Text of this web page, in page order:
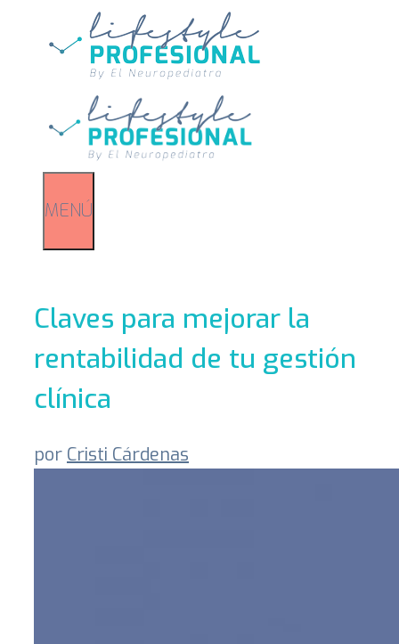
MENÚ
Claves para mejorar la
rentabilidad de tu gestión
clínica
por Cristi Cárdenas